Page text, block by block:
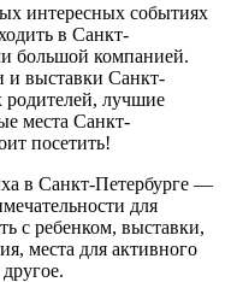
интересных событиях
в Санкт-
большой компанией.
и выставки Санкт-
родителей, лучшие
места Санкт-
посетить!
в Санкт-Петербурге —
для
с ребенком, выставки,
места для активного